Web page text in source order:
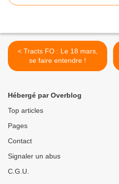
< Tracts FO : Le 18 mars,
se faire entendre !
Hébergé par Overblog
Top articles
Pages
Contact
Signaler un abus
C.G.U.